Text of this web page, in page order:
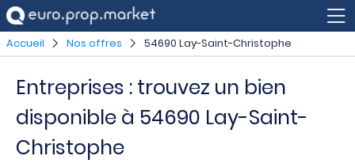
Accueil Nos offres 54690 Lay-Saint-Christophe
Entreprises : trouvez un bien
disponible à 54690 Lay-Saint-
Christophe